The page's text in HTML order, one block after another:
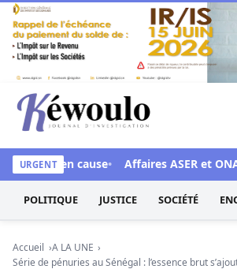
Aller au contenu
Kéwoulo, le premier site
URGENT
mis en cause Affaires ASER et
POLITIQUE JUSTICE SOCIÉTÉ
Accueil
A LA UNE
Série de pénuries au Sénégal : l’essence brut